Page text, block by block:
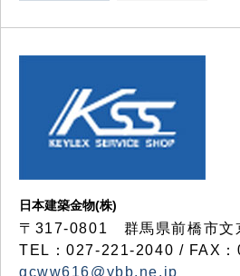
日本建築金物(株)
〒317‐0801 群馬県前橋市文
TEL：027-221-2040 / FAX
gcww616@ybb.ne.jp